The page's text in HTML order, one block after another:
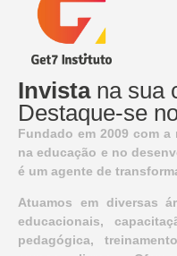
Invistana sua
Destaque-se
Fundado em 2009 com
na educação e no
é um agente de
Atuamos em diversas
educacionais,
pedagógica,